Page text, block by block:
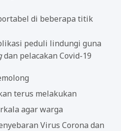
di beberapa titik
peduli lindungi guna
dan pelacakan Covid-19
terus melakukan
agar warga
Virus Corona dan